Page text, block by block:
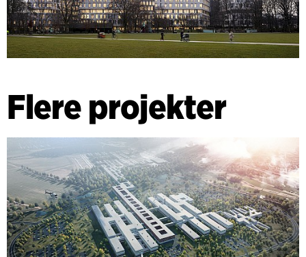
Flere projekter